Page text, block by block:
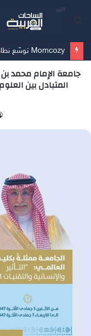
جامعة الإمام محمد بن
المتبادل بين